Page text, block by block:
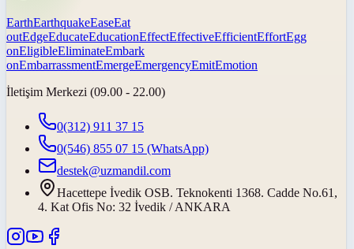
EarthEarthquakeEaseEat
outEdgeEducateEducationEffectEffectiveEfficientEffortEgg
onEligibleEliminateEmbark
onEmbarrassmentEmergeEmergencyEmitEmotion
İletişim Merkezi (09.00 - 22.00)
0(312) 911 37 15
0(546) 855 07 15 (WhatsApp)
destek@uzmandil.com
Hacettepe İvedik OSB. Teknokenti 1368. Cadde No.61,
4. Kat Ofis No: 32 İvedik / ANKARA